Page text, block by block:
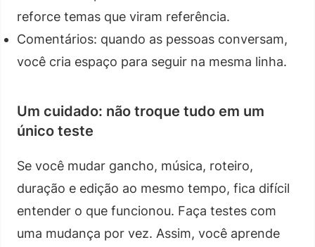
reforce temas que viram referência.
Comentários: quando as pessoas conversam,
você cria espaço para seguir na mesma linha.
Um cuidado: não troque tudo em um
único teste
Se você mudar gancho, música, roteiro,
duração e edição ao mesmo tempo, fica difícil
entender o que funcionou. Faça testes com
uma mudança por vez. Assim, você aprende